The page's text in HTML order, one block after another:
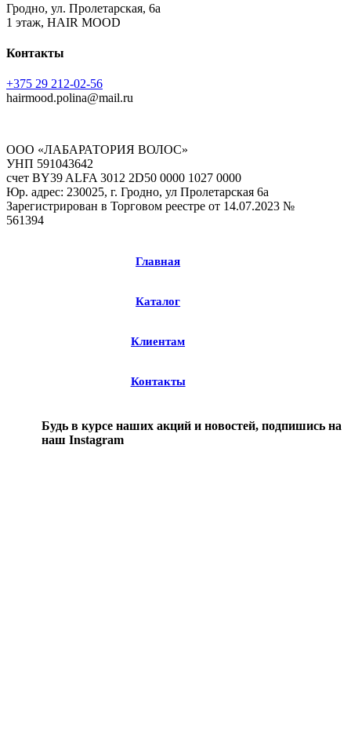
Гродно, ул. Пролетарская, 6а
1 этаж, HAIR MOOD
Контакты
+375 29 212-02-56
hairmood.polina@mail.ru
ООО «ЛАБАРАТОРИЯ ВОЛОС»
УНП 591043642
счет BY39 ALFA 3012 2D50 0000 1027 0000
Юр. адрес: 230025, г. Гродно, ул Пролетарская 6а
Зарегистрирован в Торговом реестре от 14.07.2023 №
561394
Главная
Каталог
Клиентам
Контакты
Будь в курсе наших акций и новостей, подпишись на
наш Instagram